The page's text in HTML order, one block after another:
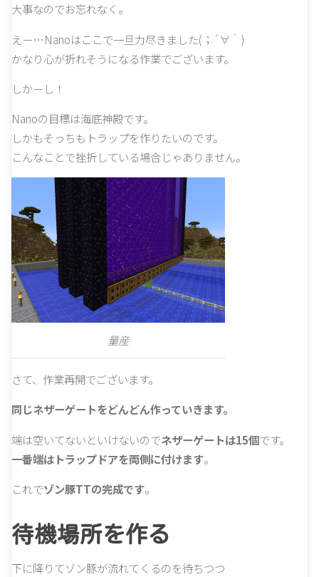
大事なのでお忘れなく。
えー…Nanoはここで一旦力尽きました(；´∀｀)
かなり心が折れそうになる作業でございます。
しかーし！
Nanoの目標は海底神殿です。
しかもそっちもトラップを作りたいのです。
こんなことで挫折している場合じゃありません。
量産
さて、作業再開でございます。
同じネザーゲートをどんどん作っていきます。
端は空いてないといけないのでネザーゲートは15個です。
一番端はトラップドアを両側に付けます。
これでゾン豚TTの完成です。
待機場所を作る
下に降りてゾン豚が流れてくるのを待ちつつ